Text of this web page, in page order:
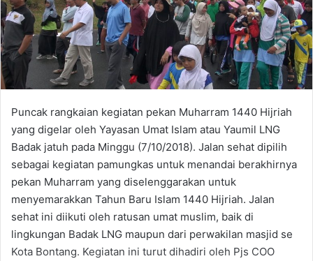
Puncak rangkaian kegiatan pekan Muharram 1440 Hijriah
yang digelar oleh Yayasan Umat Islam atau Yaumil LNG
Badak jatuh pada Minggu (7/10/2018). Jalan sehat dipilih
sebagai kegiatan pamungkas untuk menandai berakhirnya
pekan Muharram yang diselenggarakan untuk
menyemarakkan Tahun Baru Islam 1440 Hijriah. Jalan
sehat ini diikuti oleh ratusan umat muslim, baik di
lingkungan Badak LNG maupun dari perwakilan masjid se
Kota Bontang. Kegiatan ini turut dihadiri oleh Pjs COO